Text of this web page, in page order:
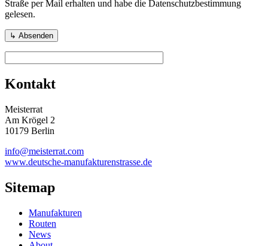
Straße per Mail erhalten und habe die Datenschutzbestimmung
gelesen.
Kontakt
Meisterrat
Am Krögel 2
10179 Berlin
info@meisterrat.com
www.deutsche-manufakturenstrasse.de
Sitemap
Manufakturen
Routen
News